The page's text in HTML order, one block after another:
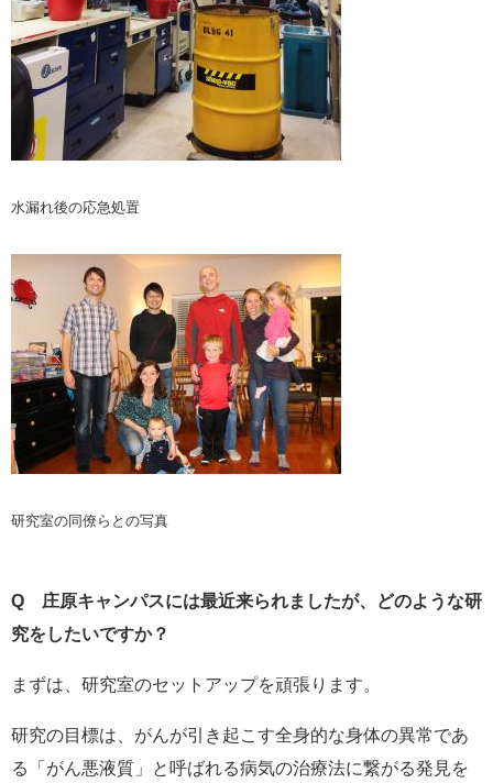
水漏れ後の応急処置
研究室の同僚らとの写真
Q 庄原キャンパスには最近来られましたが、どのような研
究をしたいですか？
まずは、研究室のセットアップを頑張ります。
研究の目標は、がんが引き起こす全身的な身体の異常であ
る「がん悪液質」と呼ばれる病気の治療法に繋がる発見を